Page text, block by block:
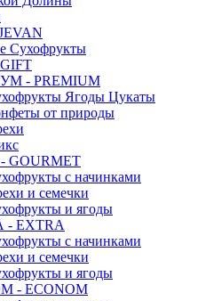
Сухофрукты
- PREMIUM
Ягоды Цукаты
от природы
GOURMET
с начинками
и семечки
и ягоды
- EXTRA
с начинками
и семечки
и ягоды
- ECONOM